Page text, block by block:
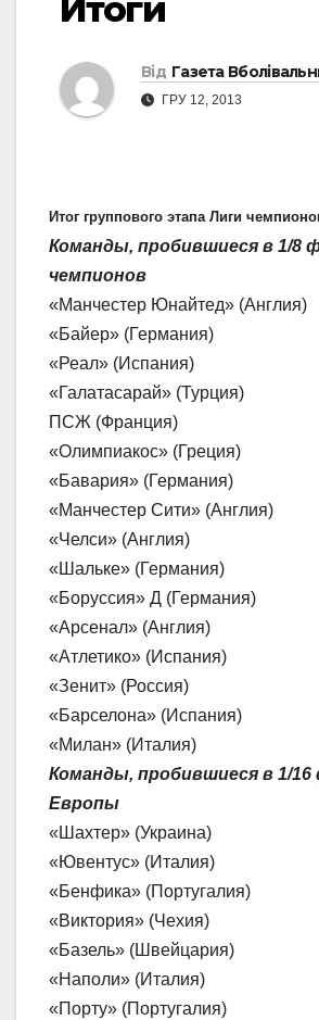
Итоги
Від Газета
ГРУ 12, 2013
Итог группового этапа Лиги
Команды, пробившиеся в 1/8
чемпионов
«Манчестер Юнайтед» (Англия)
«Байер» (Германия)
«Реал» (Испания)
«Галатасарай» (Турция)
ПСЖ (Франция)
«Олимпиакос» (Греция)
«Бавария» (Германия)
«Манчестер Сити» (Англия)
«Челси» (Англия)
«Шальке» (Германия)
«Боруссия» Д (Германия)
«Арсенал» (Англия)
«Атлетико» (Испания)
«Зенит» (Россия)
«Барселона» (Испания)
«Милан» (Италия)
Команды, пробившиеся в 1/16
Европы
«Шахтер» (Украина)
«Ювентус» (Италия)
«Бенфика» (Португалия)
«Виктория» (Чехия)
«Базель» (Швейцария)
«Наполи» (Италия)
«Порту» (Португалия)